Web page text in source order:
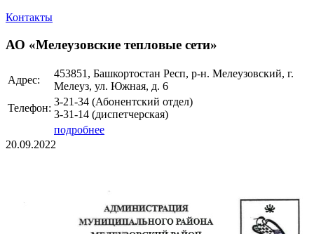
Контакты
АО «Мелеузовские тепловые сети»
Адрес:
453851, Башкортостан Респ, р-н. Мелеузовский, г.
Мелеуз, ул. Южная, д. 6
Телефон:
3-21-34 (Абонентский отдел)
3-31-14 (диспетчерская)
подробнее
20.09.2022